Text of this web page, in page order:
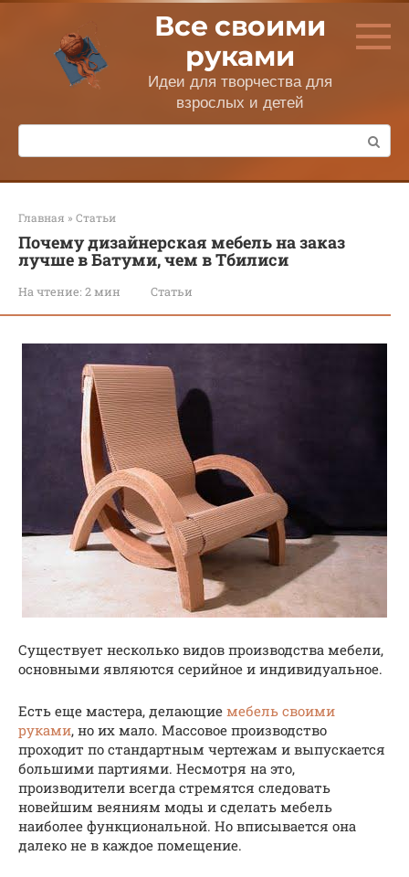
Перейти
контенту
Все своими
руками
Идеи для творчества для
взрослых и детей
Поиск:
Главная » Статьи
Почему дизайнерская мебель на заказ
лучше в Батуми, чем в Тбилиси
На чтение: 2 мин Статьи
Существует несколько видов производства мебели,
основными являются серийное и индивидуальное.
Есть еще мастера, делающие мебель своими
руками, но их мало. Массовое производство
проходит по стандартным чертежам и выпускается
большими партиями. Несмотря на это,
производители всегда стремятся следовать
новейшим веяниям моды и сделать мебель
наиболее функциональной. Но вписывается она
далеко не в каждое помещение.